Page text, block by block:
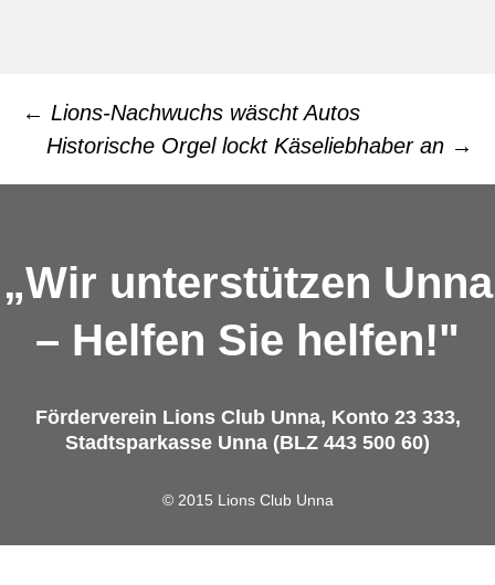
Beitrags-Navigation
← Lions-Nachwuchs wäscht Autos
Historische Orgel lockt Käseliebhaber an →
„Wir unterstützen Unna
– Helfen Sie helfen!"
Förderverein Lions Club Unna, Konto 23 333,
Stadtsparkasse Unna (BLZ 443 500 60)
© 2015 Lions Club Unna